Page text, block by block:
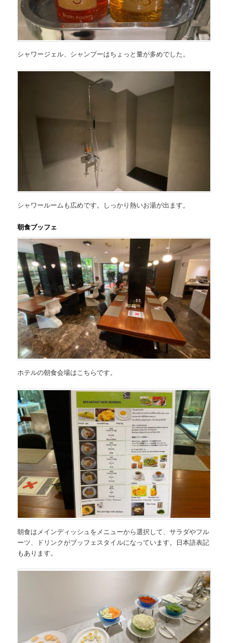
シャワージェル、シャンプーはちょっと量が多めでした。
シャワールームも広めです。しっかり熱いお湯が出ます。
朝食ブッフェ
ホテルの朝食会場はこちらです。
朝食はメインディッシュをメニューから選択して、サラダやフル
ーツ、ドリンクがブッフェスタイルになっています。日本語表記
もあります。